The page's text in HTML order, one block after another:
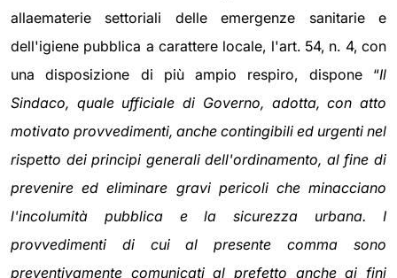
allaematerie settoriali delle emergenze sanitarie e
dell'igiene pubblica a carattere locale, l'art. 54, n. 4, con
una disposizione di più ampio respiro, dispone “Il
Sindaco, quale ufficiale di Governo, adotta, con atto
motivato provvedimenti, anche contingibili ed urgenti nel
rispetto dei principi generali dell'ordinamento, al fine di
prevenire ed eliminare gravi pericoli che minacciano
l'incolumità pubblica e la sicurezza urbana. I
provvedimenti di cui al presente comma sono
preventivamente comunicati al prefetto anche ai fini